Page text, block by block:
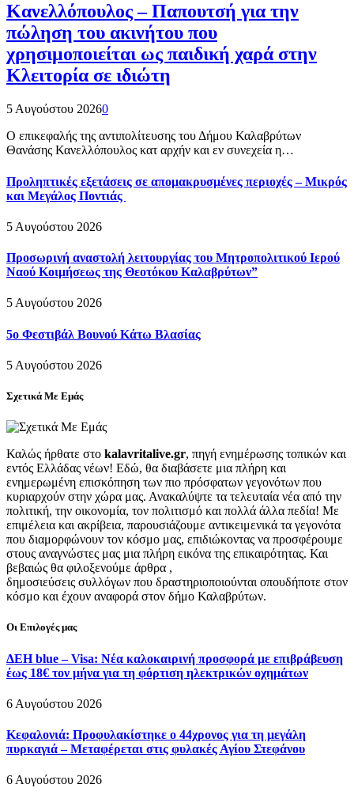
Κανελλόπουλος – Παπουτσή για την
πώληση του ακινήτου που
χρησιμοποιείται ως παιδική χαρά στην
Κλειτορία σε ιδιώτη
5 Αυγούστου 20260
Ο επικεφαλής της αντιπολίτευσης του Δήμου Καλαβρύτων
Θανάσης Κανελλόπουλος κατ αρχήν και εν συνεχεία η…
Προληπτικές εξετάσεις σε απομακρυσμένες περιοχές – Μικρός
και Μεγάλος Ποντιάς
5 Αυγούστου 2026
Προσωρινή αναστολή λειτουργίας του Μητροπολιτικού Ιερού
Ναού Κοιμήσεως της Θεοτόκου Καλαβρύτων”
5 Αυγούστου 2026
5ο Φεστιβάλ Βουνού Κάτω Βλασίας
5 Αυγούστου 2026
Σχετικά Με Εμάς
Καλώς ήρθατε στο kalavritalive.gr, πηγή ενημέρωσης τοπικών και
εντός Ελλάδας νέων! Εδώ, θα διαβάσετε μια πλήρη και
ενημερωμένη επισκόπηση των πιο πρόσφατων γεγονότων που
κυριαρχούν στην χώρα μας. Ανακαλύψτε τα τελευταία νέα από την
πολιτική, την οικονομία, τον πολιτισμό και πολλά άλλα πεδία! Με
επιμέλεια και ακρίβεια, παρουσιάζουμε αντικειμενικά τα γεγονότα
που διαμορφώνουν τον κόσμο μας, επιδιώκοντας να προσφέρουμε
στους αναγνώστες μας μια πλήρη εικόνα της επικαιρότητας. Και
βεβαιώς θα φιλοξενούμε άρθρα ,
δημοσιεύσεις συλλόγων που δραστηριοποιούνται οπουδήποτε στον
κόσμο και έχουν αναφορά στον δήμο Καλαβρύτων.
Οι Επιλογές μας
ΔΕΗ blue – Visa: Νέα καλοκαιρινή προσφορά με επιβράβευση
έως 18€ τον μήνα για τη φόρτιση ηλεκτρικών οχημάτων
6 Αυγούστου 2026
Κεφαλονιά: Προφυλακίστηκε ο 44χρονος για τη μεγάλη
πυρκαγιά – Μεταφέρεται στις φυλακές Αγίου Στεφάνου
6 Αυγούστου 2026